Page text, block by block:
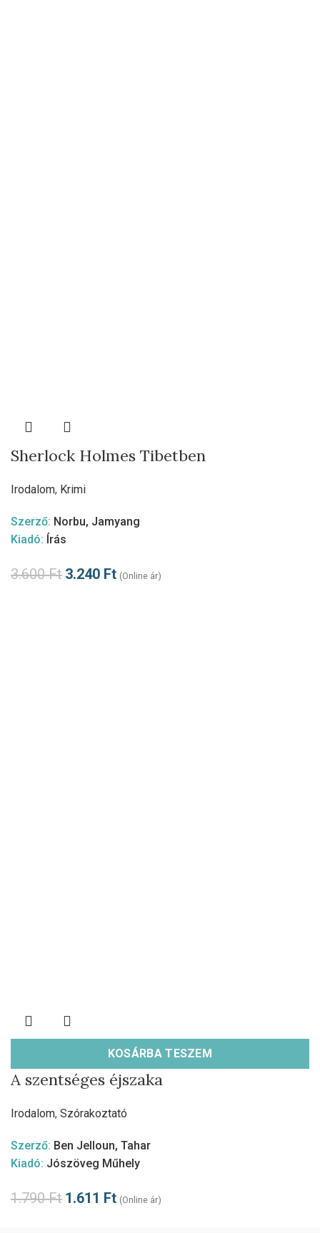
Sherlock Holmes Tibetben
Irodalom, Krimi
Szerző: Norbu, Jamyang
Kiadó: Írás
3.600Ft 3.240 Ft (Online ár)
KOSÁRBA TESZEM
A szentséges éjszaka
Irodalom, Szórakoztató
Szerző: Ben Jelloun, Tahar
Kiadó: Jószöveg Műhely
1.790Ft 1.611 Ft (Online ár)